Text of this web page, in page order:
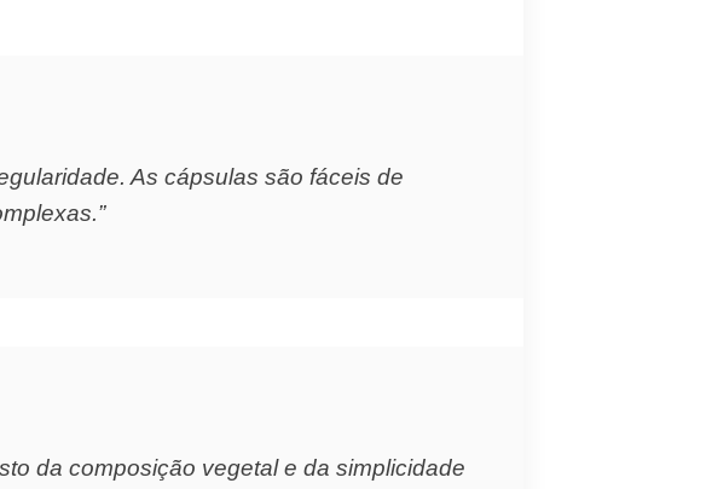
As cápsulas são fáceis de
da composição vegetal e da simplicidade